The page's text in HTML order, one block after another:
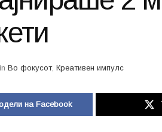
in Во фокусот, Креативен импулс
на Facebook